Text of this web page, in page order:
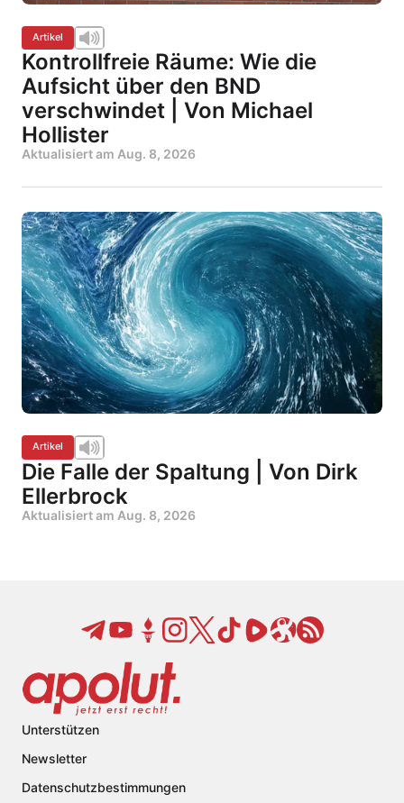
Artikel
Kontrollfreie Räume: Wie die
Aufsicht über den BND
verschwindet | Von Michael
Hollister
Aktualisiert am Aug. 8, 2026
Artikel
Die Falle der Spaltung | Von Dirk
Ellerbrock
Aktualisiert am Aug. 8, 2026
Unterstützen
Newsletter
Datenschutzbestimmungen